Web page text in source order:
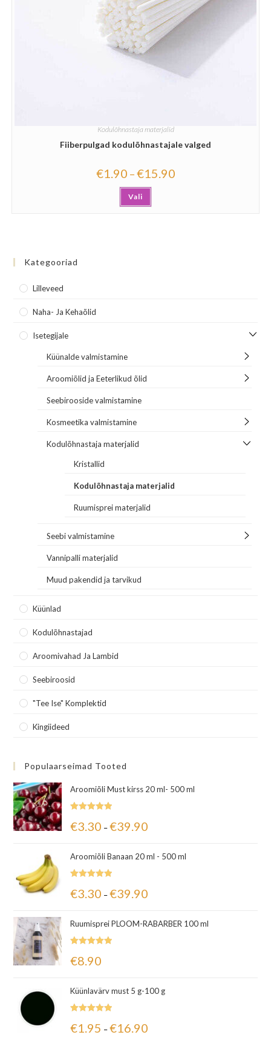
Kodulõhnastaja materjalid
Fiiberpulgad kodulõhnastajale valged
€1.90 –€15.90
Vali
Kategooriad
Lilleveed
Naha- Ja Kehaõlid
Isetegijale
Küünalde valmistamine
Aroomiõlid ja Eeterlikud õlid
Seebirooside valmistamine
Kosmeetika valmistamine
Kodulõhnastaja materjalid
Kristallid
Kodulõhnastaja materjalid
Ruumisprei materjalid
Seebi valmistamine
Vannipalli materjalid
Muud pakendid ja tarvikud
Küünlad
Kodulõhnastajad
Aroomivahad Ja Lambid
Seebiroosid
"Tee Ise" Komplektid
Kingiideed
Populaarseimad Tooted
Aroomiõli Must kirss 20 ml- 500 ml
5.00/ 5
€3.30 – €39.90
Aroomiõli Banaan 20 ml - 500 ml
5.00/ 5
€3.30 – €39.90
Ruumisprei PLOOM-RABARBER 100 ml
5.00/ 5
€8.90
Küünlavärv must 5 g-100 g
5.00/ 5
€1.95 – €16.90